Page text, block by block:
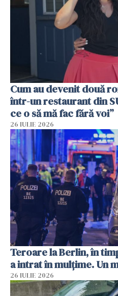
Cum au devenit două
într-un restaurant din
ce o să mă fac fără voi”
26 IULIE 2026
Teroare la Berlin, în
a intrat în mulțime. Un
26 IULIE 2026